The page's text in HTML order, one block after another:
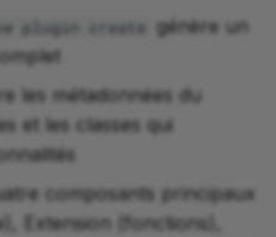
plugin create
génère un
les métadonnées du
et les classes qui
composants principaux
Extension (fonctions),